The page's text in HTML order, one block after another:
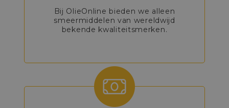
Bij OlieOnline bieden we alleen
smeermiddelen van wereldwijd
bekende kwaliteitsmerken.